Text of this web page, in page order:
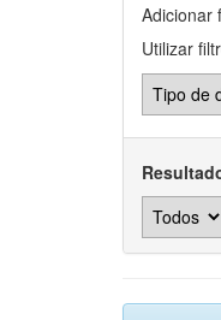
Adicionar
Utilizar